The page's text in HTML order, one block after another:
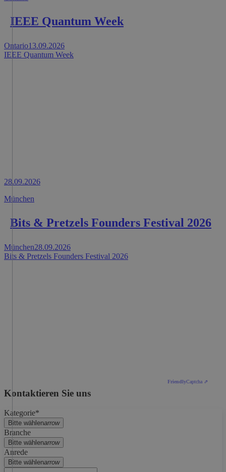
IEEE Quantum Week
Ontario13.09.2026
IEEE Quantum Week
28.09.2026
München
Bits & Pretzels Founders Festival 2026
München28.09.2026
Bits & Pretzels Founders Festival 2026
Kontaktieren Sie uns
Kategorie*
Bitte wählenarrow
Branche
Bitte wählenarrow
Anrede
Bitte wählenarrow
FriendlyCaptcha ⇗